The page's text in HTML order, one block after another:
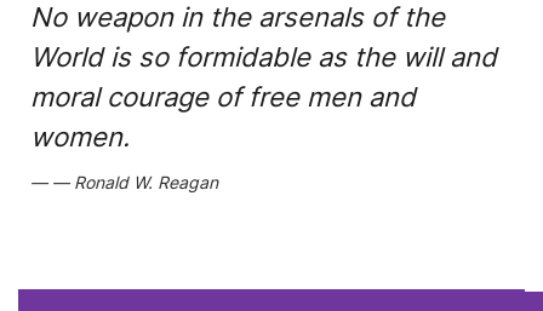
No weapon in the arsenals of the
World is so formidable as the will and
moral courage of free men and
women.
Ronald W. Reagan